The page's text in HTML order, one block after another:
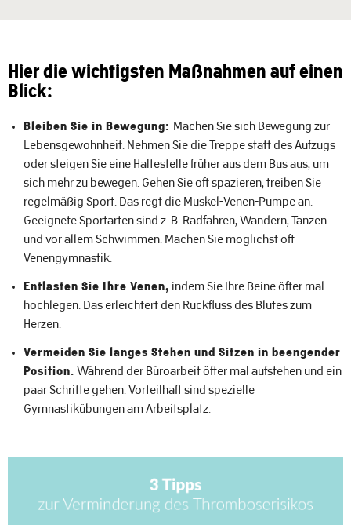
Hier die wichtigsten Maßnahmen auf einen
Blick:
Bleiben Sie in Bewegung: Machen Sie sich Bewegung zur
Lebensgewohnheit. Nehmen Sie die Treppe statt des Aufzugs
oder steigen Sie eine Haltestelle früher aus dem Bus aus, um
sich mehr zu bewegen. Gehen Sie oft spazieren, treiben Sie
regelmäßig Sport. Das regt die Muskel-Venen-Pumpe an.
Geeignete Sportarten sind z. B. Radfahren, Wandern, Tanzen
und vor allem Schwimmen. Machen Sie möglichst oft
Venengymnastik.
Entlasten Sie Ihre Venen, indem Sie Ihre Beine öfter mal
hochlegen. Das erleichtert den Rückfluss des Blutes zum
Herzen.
Vermeiden Sie langes Stehen und Sitzen in beengender
Position. Während der Büroarbeit öfter mal aufstehen und ein
paar Schritte gehen. Vorteilhaft sind spezielle
Gymnastikübungen am Arbeitsplatz.